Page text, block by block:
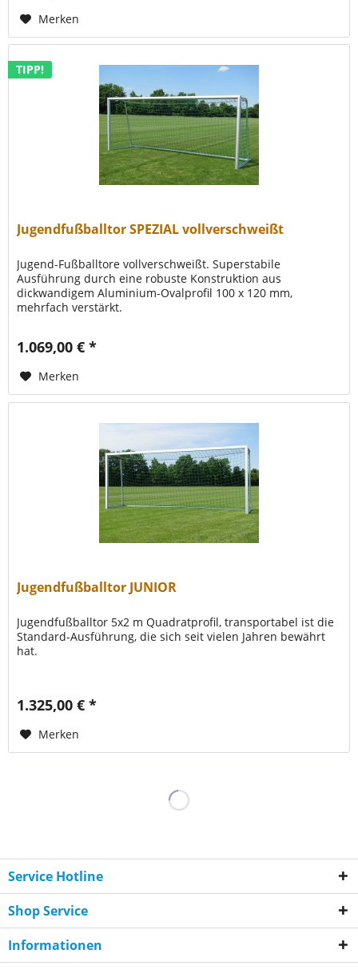
Merken
TIPP!
Jugendfußballtor SPEZIAL vollverschweißt
Jugend-Fußballtore vollverschweißt. Superstabile
Ausführung durch eine robuste Konstruktion aus
dickwandigem Aluminium-Ovalprofil 100 x 120 mm,
mehrfach verstärkt.
1.069,00 € *
Merken
Jugendfußballtor JUNIOR
Jugendfußballtor 5x2 m Quadratprofil, transportabel ist die
Standard-Ausführung, die sich seit vielen Jahren bewährt
hat.
1.325,00 € *
Merken
Service Hotline
Shop Service
Informationen